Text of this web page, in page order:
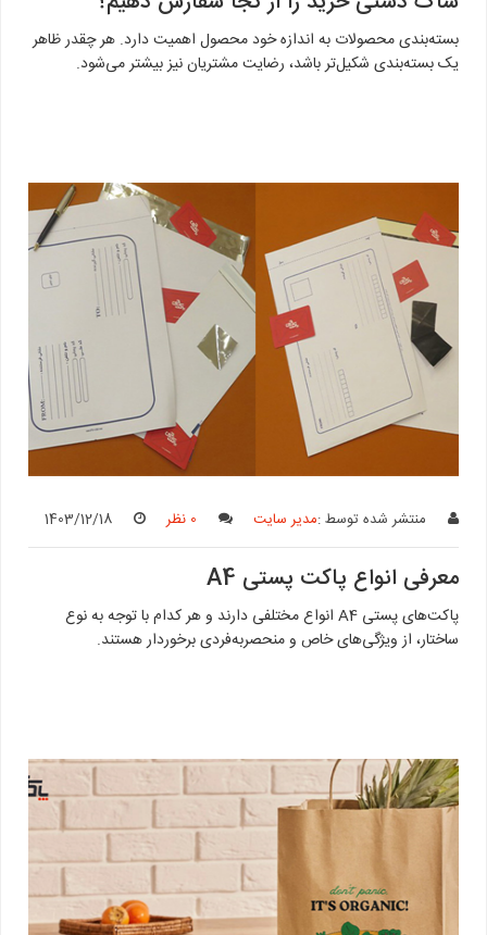
بسته‌بندی محصولات به اندازه خود محصول اهمیت دارد. هر چقدر ظاهر
یک بسته‌بندی شکیل‌تر باشد، رضایت مشتریان نیز بیشتر می‌شود.
منتشر شده توسط :مدیر سایت 0 نظر 1403/12/18
معرفی انواع پاکت پستی A4
پاکت‌های پستی A4 انواع مختلفی دارند و هر کدام با توجه به نوع
ساختار، از ویژگی‌های خاص و منحصربه‌فردی برخوردار هستند.